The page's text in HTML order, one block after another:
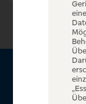
Über VR